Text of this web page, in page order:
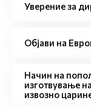
Уверение за
Објави на
Начин на
изготвување
извозно